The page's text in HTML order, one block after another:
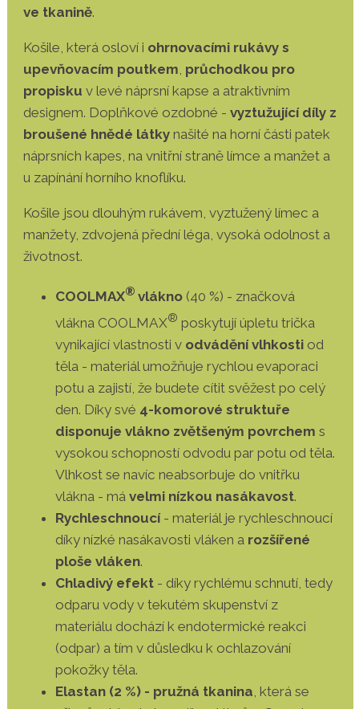
ve tkanině.
Košile, která osloví i ohrnovacími rukávy s
upevňovacím poutkem, průchodkou pro
propisku v levé náprsní kapse a atraktivním
designem. Doplňkové ozdobné - vyztužující díly z
broušené hnědé látky našité na horní části patek
náprsních kapes, na vnitřní straně límce a manžet a
u zapínání horního knoflíku.
Košile jsou dlouhým rukávem, vyztužený límec a
manžety, zdvojená přední léga, vysoká odolnost a
životnost.
COOLMAX® vlákno (40 %) - značková
vlákna COOLMAX® poskytují úpletu trička
vynikající vlastnosti v odvádění vlhkosti od
těla - materiál umožňuje rychlou evaporaci
potu a zajistí, že budete cítit svěžest po celý
den. Díky své 4-komorové struktuře
disponuje vlákno zvětšeným povrchem s
vysokou schopností odvodu par potu od těla.
Vlhkost se navíc neabsorbuje do vnitřku
vlákna - má velmi nízkou nasákavost.
Rychleschnoucí - materiál je rychleschnoucí
díky nízké nasákavosti vláken a rozšířené
ploše vláken.
Chladivý efekt - díky rychlému schnutí, tedy
odparu vody v tekutém skupenství z
materiálu dochází k endotermické reakci
(odpar) a tím v důsledku k ochlazování
pokožky těla.
Elastan (2 %) - pružná tkanina , která se